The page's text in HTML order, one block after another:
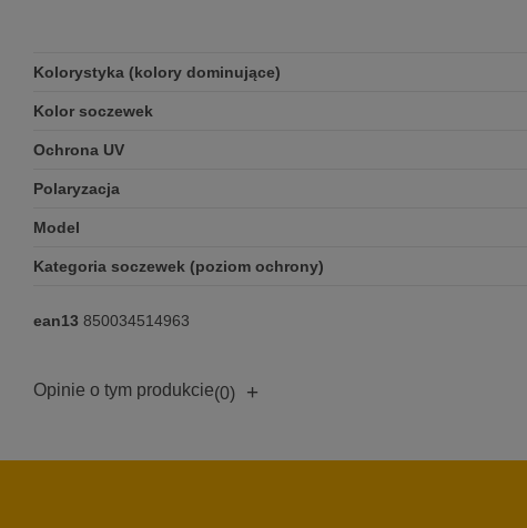
Kolorystyka (kolory dominujące)
Kolor soczewek
Ochrona UV
Polaryzacja
Model
Kategoria soczewek (poziom ochrony)
ean13 850034514963
Opinie o tym produkcie(0) +